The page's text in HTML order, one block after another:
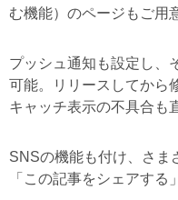
む機能）のページもご用
プッシュ通知も設定し、
可能。リリースしてから
キャッチ表示の不具合も
SNSの機能も付け、さま
「この記事をシェアする